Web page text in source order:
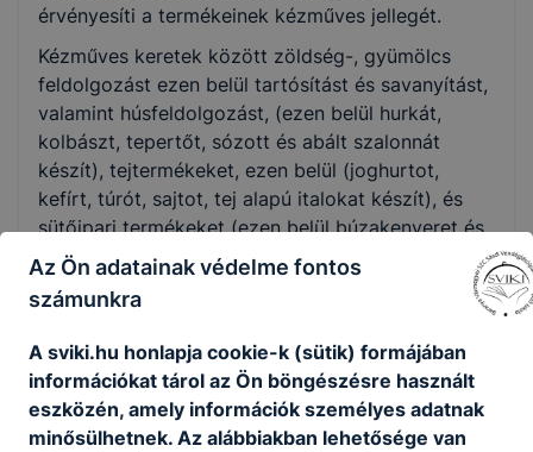
300 óra
Maximum óraszám
400 óra
MKKR szint
4 szint
EKKR szint
4 szint
érvényesíti a termékeinek kézműves jellegét.
Kézműves keretek között zöldség-, gyümölcs
feldolgozást ezen belül tartósítást és savanyítást,
valamint húsfeldolgozást, (ezen belül hurkát,
kolbászt, tepertőt, sózott és abált szalonnát
készít), tejtermékeket, ezen belül (joghurtot,
kefírt, túrót, sajtot, tej alapú italokat készít), és
sütőipari termékeket (ezen belül búzakenyeret és
péksüteményt és pogácsákat készít),
mézeskalácsot és száraztésztát állít elő.
szakszerűen irányítja az élelmiszer előállítás
folyamatait. A termék előállításhoz kapcsolódó
termék nyomon követési és termékbiztonságot
igazoló dokumentumokat vezet. Termékeit
Az Ön adatainak védelme fontos
számunkra
A sviki.hu honlapja cookie-k (sütik) formájában
információkat tárol az Ön böngészésre használt
eszközén, amely információk személyes adatnak
minősülhetnek. Az alábbiakban lehetősége van